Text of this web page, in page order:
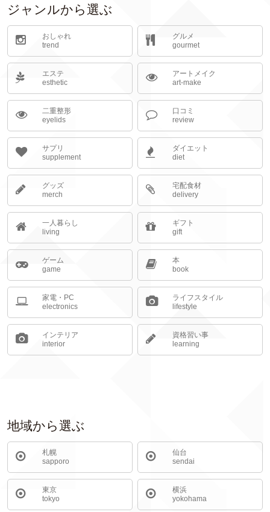
ジャンルから選ぶ
おしゃれ
trend
グルメ
gourmet
エステ
esthetic
アートメイク
art-make
二重整形
eyelids
口コミ
review
サプリ
supplement
ダイエット
diet
グッズ
merch
宅配食材
delivery
一人暮らし
living
ギフト
gift
ゲーム
game
本
book
家電・PC
electronics
ライフスタイル
lifestyle
インテリア
interior
資格習い事
learning
地域から選ぶ
札幌
sapporo
仙台
sendai
東京
tokyo
横浜
yokohama